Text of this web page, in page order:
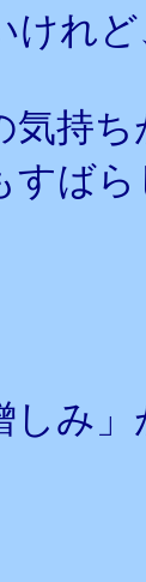
れど
気持
すばら
しみ